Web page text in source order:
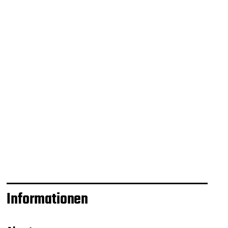
Informationen